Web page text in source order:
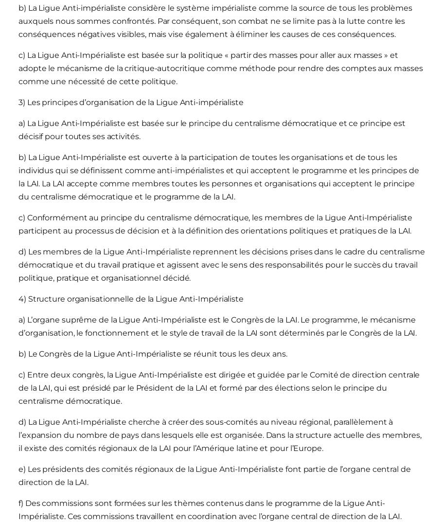
b) La Ligue Anti-impérialiste considère le système impérialiste comme la source de tous les problèmes
auxquels nous sommes confrontés. Par conséquent, son combat ne se limite pas à la lutte contre les
conséquences négatives visibles, mais vise également à éliminer les causes de ces conséquences.
c) La Ligue Anti-Impérialiste est basée sur la politique « partir des masses pour aller aux masses » et
adopte le mécanisme de la critique-autocritique comme méthode pour rendre des comptes aux masses
comme une nécessité de cette politique.
3) Les principes d’organisation de la Ligue Anti-impérialiste
a) La Ligue Anti-Impérialiste est basée sur le principe du centralisme démocratique et ce principe est
décisif pour toutes ses activités.
b) La Ligue Anti-Impérialiste est ouverte à la participation de toutes les organisations et de tous les
individus qui se définissent comme anti-impérialistes et qui acceptent le programme et les principes de
la LAI. La LAI accepte comme membres toutes les personnes et organisations qui acceptent le principe
du centralisme démocratique et le programme de la LAI.
c) Conformément au principe du centralisme démocratique, les membres de la Ligue Anti-Impérialiste
participent au processus de décision et à la définition des orientations politiques et pratiques de la LAI.
d) Les membres de la Ligue Anti-Impérialiste reprennent les décisions prises dans le cadre du centralisme
démocratique et du travail pratique et agissent avec le sens des responsabilités pour le succès du travail
politique, pratique et organisationnel décidé.
4) Structure organisationnelle de la Ligue Anti-Impérialiste
a) L’organe suprême de la Ligue Anti-Impérialiste est le Congrès de la LAI. Le programme, le mécanisme
d’organisation, le fonctionnement et le style de travail de la LAI sont déterminés par le Congrès de la LAI.
b) Le Congrès de la Ligue Anti-Impérialiste se réunit tous les deux ans.
c) Entre deux congrès, la Ligue Anti-Impérialiste est dirigée et guidée par le Comité de direction centrale
de la LAI, qui est présidé par le Président de la LAI et formé par des élections selon le principe du
centralisme démocratique.
d) La Ligue Anti-Impérialiste cherche à créer des sous-comités au niveau régional, parallèlement à
l’expansion du nombre de pays dans lesquels elle est organisée. Dans la structure actuelle des membres,
il existe des comités régionaux de la LAI pour l’Amérique latine et pour l’Europe.
e) Les présidents des comités régionaux de la Ligue Anti-Impérialiste font partie de l’organe central de
direction de la LAI.
f) Des commissions sont formées sur les thèmes contenus dans le programme de la Ligue Anti-
Impérialiste. Ces commissions travaillent en coordination avec l’organe central de direction de la LAI.